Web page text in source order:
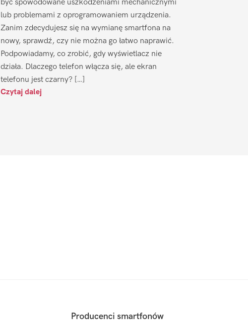
być spowodowane uszkodzeniami mechanicznymi
lub problemami z oprogramowaniem urządzenia.
Zanim zdecydujesz się na wymianę smartfona na
nowy, sprawdź, czy nie można go łatwo naprawić.
Podpowiadamy, co zrobić, gdy wyświetlacz nie
działa. Dlaczego telefon włącza się, ale ekran
telefonu jest czarny? […]
Czytaj dalej
Producenci smartfonów